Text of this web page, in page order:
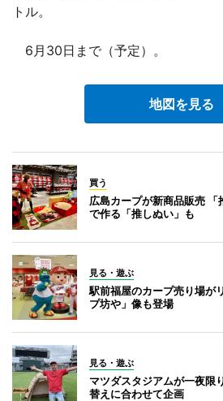
トル。
6月30日まで（予定）。
地図を見る
買う
広島カープが新商品販売
で作る「推しぬい」も
見る・遊ぶ
駅前福屋のカープ売り場が
プ坊や」像も登場
見る・遊ぶ
マツダスタジアムが一夜限
替えに合わせて企画